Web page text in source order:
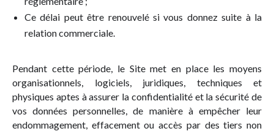
Ce délai peut être renouvelé si vous donnez suite à la
relation commerciale.
Pendant cette période, le Site met en place les moyens
organisationnels, logiciels, juridiques, techniques et
physiques aptes à assurer la confidentialité et la sécurité de
vos données personnelles, de manière à empêcher leur
endommagement, effacement ou accès par des tiers non